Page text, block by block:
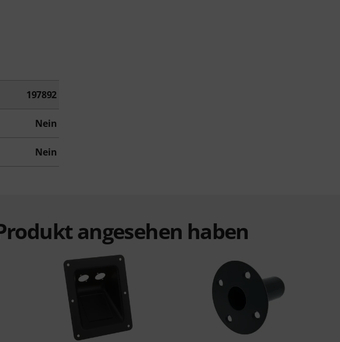
197892
Nein
Nein
angesehen haben